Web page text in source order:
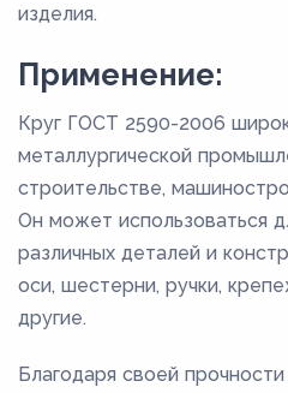
изделия.
Применение:
Круг ГОСТ 2590-2006
металлургической
строительстве,
Он может использоваться
различных деталей и
оси, шестерни, ручки,
другие.
Благодаря своей